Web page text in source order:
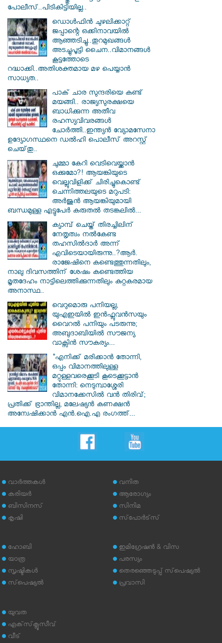
പോലീസ്..പിടികിട്ടിയില്ല..
ഡൊൾഫിൻ ചുഴലിക്കാറ്റ്
ജപ്പാന്റെ ഒക്കിനാവയിൽ
ആഞ്ഞടിച്ചു..തുറമുഖങ്ങൾ
അടച്ചുപൂട്ടി ചൈന..വിമാനങ്ങൾ
കൂട്ടത്തോടെ
റദ്ധാക്കി..അതിശക്തമായ മഴ പെയ്യാൻ
സാധ്യത..
പാക് ചാര സുന്ദരിയെ കണ്ട്
മയങ്ങി.. രാജ്യസുരക്ഷയെ
ബാധിക്കുന്ന അതീവ
രഹസ്യവിവരങ്ങൾ
ചോർത്തി..ഇന്ത്യൻ വ്യോമസേനാ
ഉദ്യോഗസ്ഥനെ ഡൽഹി പൊലീസ് അറസ്റ്റ്
ചെയ്‌തു..
ചുമ്മാ കേറി വെടിവെയ്ക്കാൻ
ഒക്കുമോ?! ആയങ്കിയുടെ
വെല്ലുവിളിക്ക് ചിരിച്ചുകൊണ്ട്
ചെന്നിത്തലയുടെ മറുപടി:
അർജുൻ ആയങ്കിയുമായി
ബന്ധമുള്ള എട്ടുപേർ കരുതൽ തടങ്കലിൽ...
ക്യാമ്പ് ചെയ്ത് തിരച്ചിലിന്
നേതൃത്വം നല്‍കേണ്ട
തഹസില്‍ദാര്‍ അന്ന്
എവിടെയായിരുന്നു..?ആര്‍.
രാജേഷിനെ കണ്ടെത്തുന്നതിലും,
നാലു ദിവസത്തിന് ശേഷം കണ്ടെത്തിയ
മൃതദേഹം നാട്ടിലെത്തിക്കുന്നതിലും കുറ്റകരമായ
അനാസ്ഥ..
വെറുമൊരു പനിയല്ല,
യുഎഇയിൽ ഇൻഫ്ലുവൻസയും
വൈറൽ പനിയും പടരുന്നു;
അബുദാബിയിൽ സൗജന്യ
വാക്സിൻ സൗകര്യം...
"എനിക്ക് മരിക്കാൻ തോന്നി,
ഒപ്പം വിമാനത്തിലുള്ള
മറ്റുള്ളവരെക്കൂടി കൂടെക്കൂട്ടാൻ
തോന്നി: നെടുമ്പാശ്ശേരി
വിമാനക്കേസിൽ വൻ തിരിവ്;
പ്രതിക്ക് ഭ്രാന്തില്ല, മലേഷ്യൻ കണക്ഷൻ
അന്വേഷിക്കാൻ എൻ.ഐ.എ രംഗത്ത്...
വാര്‍ത്തകള്‍
കരിയര്‍
ബിസിനസ്
കൃഷി
വനിത
ആരോഗ്യം
സിനിമ
സ്‌പോര്‍ട്‌സ്
ഹോബി
യാത്ര
സൃഷ്ടികള്‍
സ്‌പെഷ്യല്‍
ഇമിഗ്രേഷന്‍ & വിസ
പരസ്യം
തെരഞ്ഞെടുപ്പ് സ്‌പെഷ്യല്‍
പ്രവാസി
യുവത
എക്‌സ്‌ക്ലൂസീവ്
വീട്